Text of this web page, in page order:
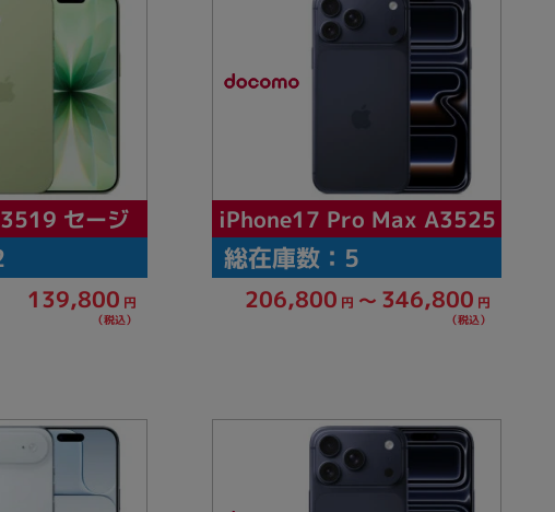
セージ
139,800 円
（税込）
iPhone17 Pro Max A3525
総在庫数：5
206,800 円 ～ 346,800 円
（税込）